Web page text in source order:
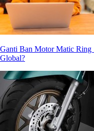
Ganti Ban Motor Matic Ring
Global?